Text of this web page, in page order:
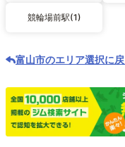
競輪場前駅(1)
富山市のエリア選択に